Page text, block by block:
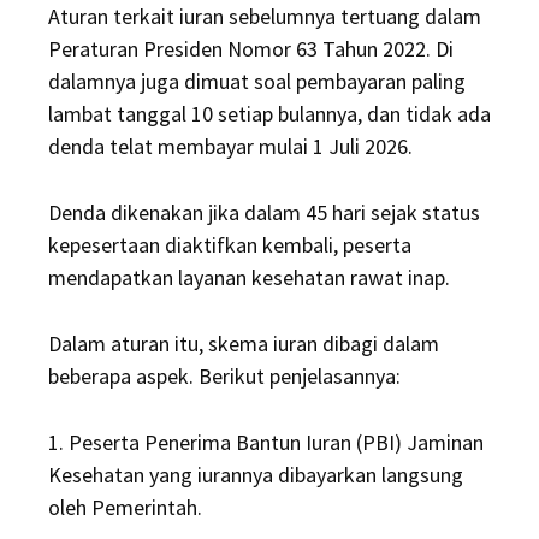
Aturan terkait iuran sebelumnya tertuang dalam
Peraturan Presiden Nomor 63 Tahun 2022. Di
dalamnya juga dimuat soal pembayaran paling
lambat tanggal 10 setiap bulannya, dan tidak ada
denda telat membayar mulai 1 Juli 2026.
Denda dikenakan jika dalam 45 hari sejak status
kepesertaan diaktifkan kembali, peserta
mendapatkan layanan kesehatan rawat inap.
Dalam aturan itu, skema iuran dibagi dalam
beberapa aspek. Berikut penjelasannya:
1. Peserta Penerima Bantun Iuran (PBI) Jaminan
Kesehatan yang iurannya dibayarkan langsung
oleh Pemerintah.